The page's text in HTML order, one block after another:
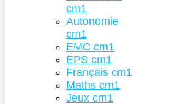
cm1
Autonomie
cm1
EMC cm1
EPS cm1
Français cm1
Maths cm1
Jeux cm1